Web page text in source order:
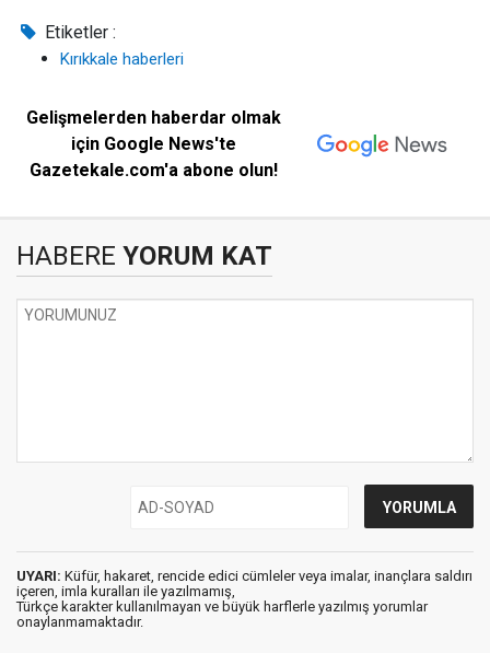
Etiketler :
Kırıkkale haberleri
Gelişmelerden haberdar olmak
için Google News'te
Gazetekale.com'a abone olun!
HABERE YORUM KAT
UYARI: Küfür, hakaret, rencide edici cümleler veya imalar, inançlara saldırı
içeren, imla kuralları ile yazılmamış,
Türkçe karakter kullanılmayan ve büyük harflerle yazılmış yorumlar
onaylanmamaktadır.